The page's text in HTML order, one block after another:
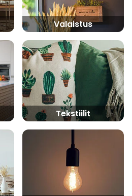
Valaistus
Tekstiilit